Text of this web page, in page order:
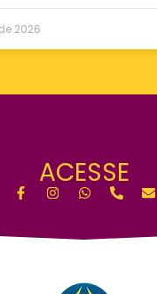
2026
ACESSE